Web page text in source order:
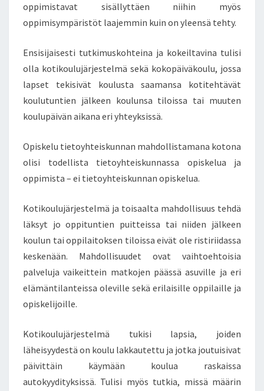
A
T
D
E
L
I
N
N
P
P
M
I
Y
M
P
Ä
T
Ö
T
oppimistavat sisällyttäen niihin myös
oppimisympäristöt laajemmin kuin on yleensä tehty.
Ensisijaisesti tutkimuskohteina ja kokeiltavina tulisi
olla kotikoulujärjestelmä sekä kokopäiväkoulu, jossa
lapset tekisivät koulusta saamansa kotitehtävät
koulutuntien jälkeen koulunsa tiloissa tai muuten
koulupäivän aikana eri yhteyksissä.
Opiskelu tietoyhteiskunnan mahdollistamana kotona
olisi todellista tietoyhteiskunnassa opiskelua ja
oppimista – ei tietoyhteiskunnan opiskelua.
Kotikoulujärjestelmä ja toisaalta mahdollisuus tehdä
läksyt jo oppituntien puitteissa tai niiden jälkeen
koulun tai oppilaitoksen tiloissa eivät ole ristiriidassa
keskenään. Mahdollisuudet ovat vaihtoehtoisia
palveluja vaikeittein matkojen päässä asuville ja eri
elämäntilanteissa oleville sekä erilaisille oppilaille ja
opiskelijoille.
Kotikoulujärjestelmä tukisi lapsia, joiden
läheisyydestä on koulu lakkautettu ja jotka joutuisivat
päivittäin käymään koulua raskaissa
autokyydityksissä. Tulisi myös tutkia, missä määrin